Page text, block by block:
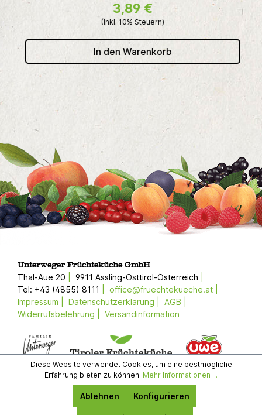
3,89 €
(Inkl. 10% Steuern)
In den Warenkorb
Unterweger Früchteküche GmbH
Thal-Aue 20
9911 Assling-Osttirol-Österreich
Tel: +43 (4855) 8111
office@fruechtekueche.at
Impressum
Datenschutzerklärung
AGB
Widerrufsbelehrung
Versandinformation
Diese Website verwendet Cookies, um eine bestmögliche
Erfahrung bieten zu können. Mehr Informationen ...
Ablehnen Konfigurieren